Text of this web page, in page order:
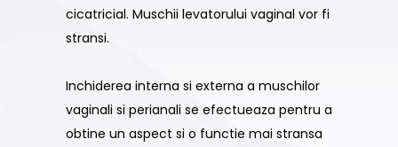
cicatricial. Muschii levatorului vaginal vor fi
stransi.
Inchiderea interna si externa a muschilor
vaginali si perianali se efectueaza pentru a
obtine un aspect si o functie mai stransa